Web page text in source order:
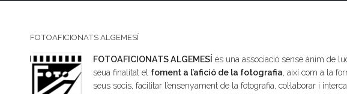
FOTOAFICIONATS ALGEMESÍ
FOTOAFICIONATS ALGEMESÍ és una associació sense ànim de
seua finalitat el foment a l’afició de la fotografia, així com a la
seus socis, facilitar l’ensenyament de la fotografia, col·laborar i